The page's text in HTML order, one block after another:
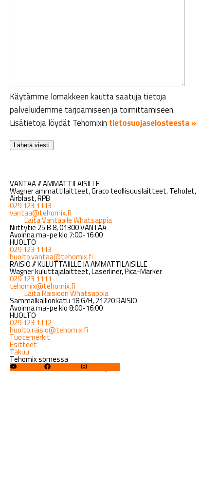
Käytämme lomakkeen kautta saatuja tietoja
palveluidemme tarjoamiseen ja toimittamiseen.
Lisätietoja löydät Tehomixin tietosuojaselosteesta »
VANTAA // AMMATTILAISILLE
Wagner ammattilaitteet, Graco teollisuuslaitteet, TehoJet,
Airblast, RPB
029 123 1113
vantaa@tehomix.fi
Laita Vantaalle Whatsappia
Niittytie 25 B 8, 01300 VANTAA
Avoinna ma-pe klo 7:00-16:00
HUOLTO
029 123 1113
huolto.vantaa@tehomix.fi
RAISIO // KULUTTAJILLE JA AMMATTILAISILLE
Wagner kuluttajalaitteet, Laserliner, Pica-Marker
029 123 1111
tehomix@tehomix.fi
Laita Raisioon Whatsappia
Sammalkallionkatu 18 G/H, 21220 RAISIO
Avoinna ma-pe klo 8:00-16:00
HUOLTO
029 123 1112
huolto.raisio@tehomix.fi
Tuotemerkit
Esitteet
Takuu
Tehomix somessa